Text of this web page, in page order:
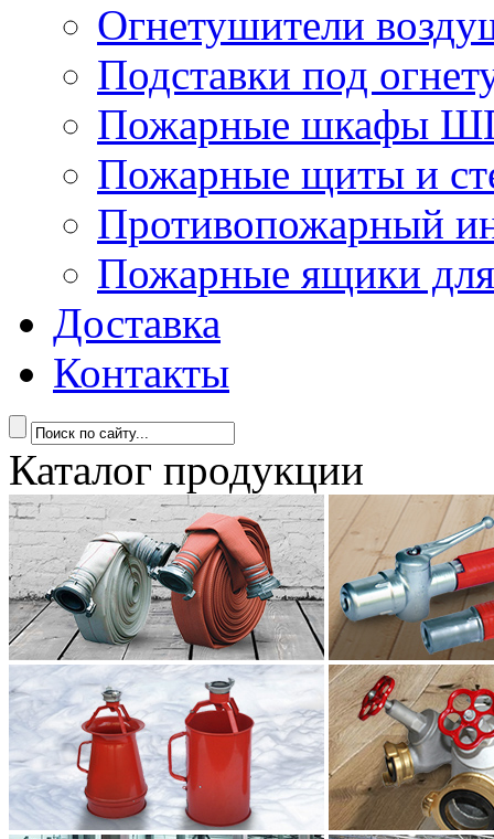
Огнетушители
Подставки под
Пожарные шкафы
Пожарные щиты и
Противопожарный
Пожарные ящики для
Доставка
Контакты
Каталог продукции